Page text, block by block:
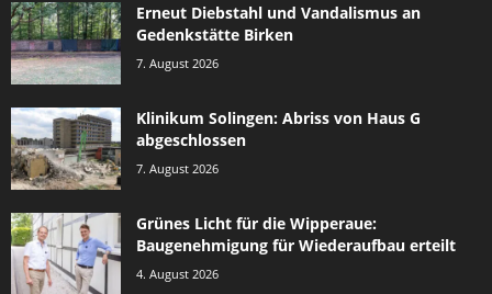
Erneut Diebstahl und Vandalismus an
Gedenkstätte Birken
7. August 2026
Klinikum Solingen: Abriss von Haus G
abgeschlossen
7. August 2026
Grünes Licht für die Wipperaue:
Baugenehmigung für Wiederaufbau erteilt
4. August 2026